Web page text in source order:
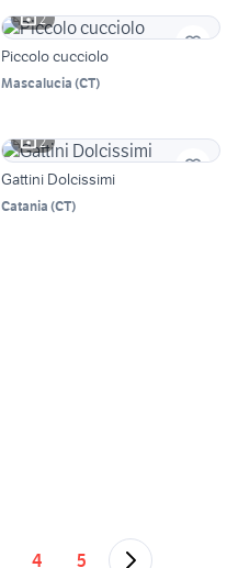
2
Piccolo cucciolo
Mascalucia (CT)
2
Gattini Dolcissimi
Catania (CT)
4 5